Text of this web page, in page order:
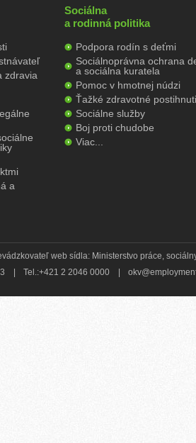
zdravia
a
Sociálna
a rodinná politika
Podpora rodín s deťmi
Sociálnoprávna ochrana
a sociálna kuratela
Pomoc v hmotnej núdzi
Ťažké zdravotné
Sociálne služby
Boj proti chudobe
Viac...
web sídla: Ministerstvo práce,
Tel.:+421 2 2046 0000